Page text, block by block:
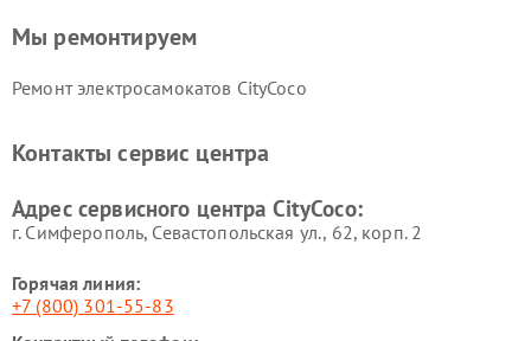
Мы ремонтируем
Ремонт электросамокатов CityCoco
Контакты сервис центра
Адрес сервисного центра CityCoco:
г. Симферополь, Севастопольская ул., 62, корп. 2
Горячая линия:
+7 (800) 301-55-83